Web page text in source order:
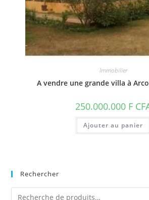
Immobilier
A vendre une grande villa à
250.000.000 F
Ajouter au panier
Rechercher